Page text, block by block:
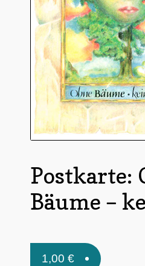
*Postkarten
Schnäppchen
Dies + Das
Regional
Bücher
Individuelle Motive
Gummiertes Papier
Postkarte:
Bäume –
1,00 €